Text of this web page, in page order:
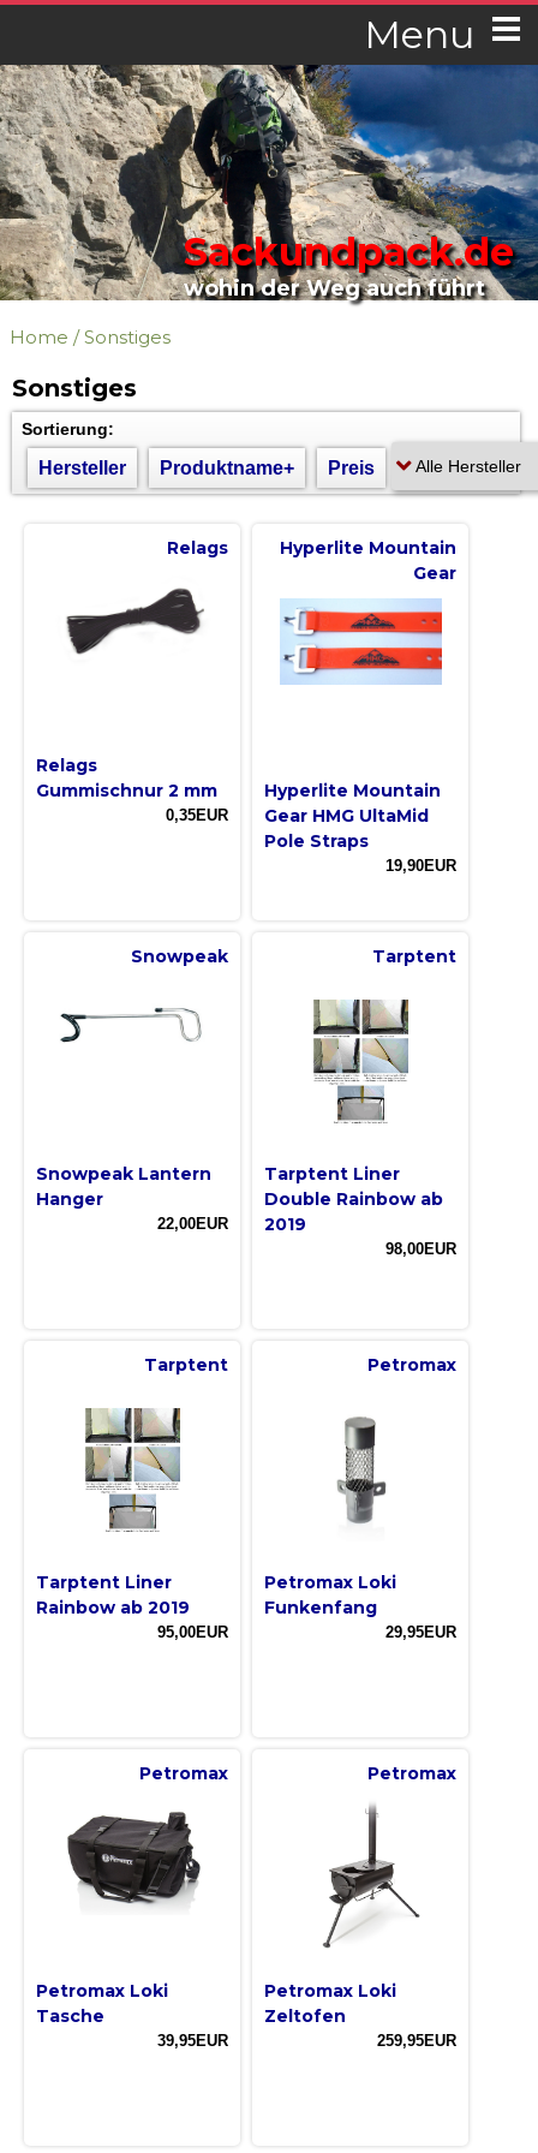
Menu
Sackundpack.de
wohin der Weg auch führt
Home /Sonstiges
Sonstiges
Sortierung:
Hersteller Produktname+ Preis
Relags
Relags
Gummischnur 2 mm
0,35EUR
Hyperlite Mountain
Gear
Hyperlite Mountain
Gear HMG UltaMid
Pole Straps
19,90EUR
Snowpeak
Snowpeak Lantern
Hanger
22,00EUR
Tarptent
Tarptent Liner
Double Rainbow ab
2019
98,00EUR
Tarptent
Tarptent Liner
Rainbow ab 2019
95,00EUR
Petromax
Petromax Loki
Funkenfang
29,95EUR
Petromax
Petromax Loki
Tasche
39,95EUR
Petromax
Petromax Loki
Zeltofen
259,95EUR